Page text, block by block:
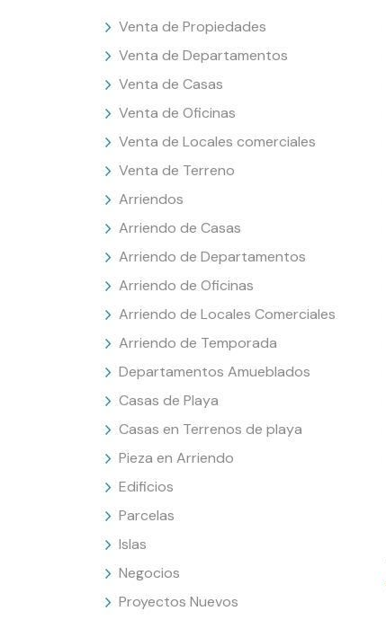
Venta de Propiedades
Venta de Departamentos
Venta de Casas
Venta de Oficinas
Venta de Locales comerciales
Venta de Terreno
Arriendos
Arriendo de Casas
Arriendo de Departamentos
Arriendo de Oficinas
Arriendo de Locales Comerciales
Arriendo de Temporada
Departamentos Amueblados
Casas de Playa
Casas en Terrenos de playa
Pieza en Arriendo
Edificios
Parcelas
Islas
Negocios
Proyectos Nuevos